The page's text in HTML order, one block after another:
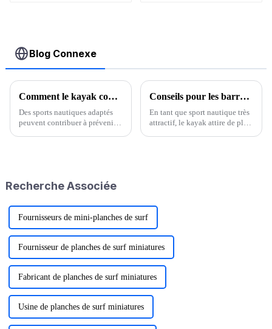
Blog Connexe
Comment le kayak combat la COVID-19
Des sports nautiques adaptés
peuvent contribuer à prévenir
et les paysages magnifiques…
Conseils pour les barres de toit de kayak : commencez une nouvelle aventure aquatique
En tant que sport nautique très
attractif, le kayak attire de plus
Recherche Associée
Fournisseurs de mini-planches de surf
Fournisseur de planches de surf miniatures
Fabricant de planches de surf miniatures
Usine de planches de surf miniatures